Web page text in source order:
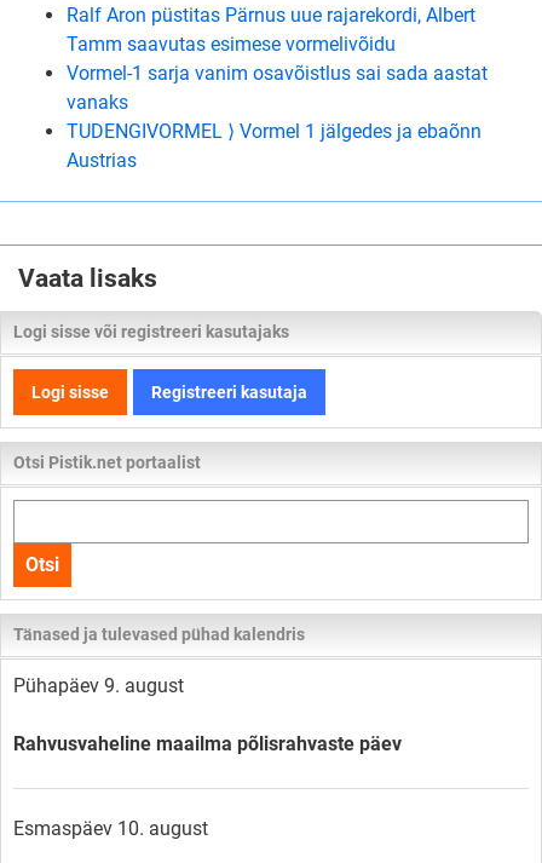
Ralf Aron püstitas Pärnus uue rajarekordi, Albert
Tamm saavutas esimese vormelivõidu
Vormel-1 sarja vanim osavõistlus sai sada aastat
vanaks
TUDENGIVORMEL ⟩ Vormel 1 jälgedes ja ebaõnn
Austrias
Vaata lisaks
Logi sisse või registreeri kasutajaks
Logi sisse Registreeri kasutaja
Otsi Pistik.net portaalist
kogu
lehelt
Otsi
Tänased ja tulevased pühad kalendris
Pühapäev 9. august
Rahvusvaheline maailma põlisrahvaste päev
Esmaspäev 10. august